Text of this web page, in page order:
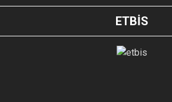
ETBİS